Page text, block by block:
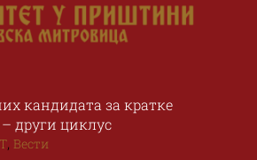
кандидата за кратке
други циклус
,Вести